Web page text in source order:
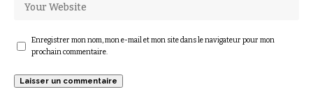
Enregistrer mon nom, mon e-mail et mon site dans le navigateur pour mon
prochain commentaire.